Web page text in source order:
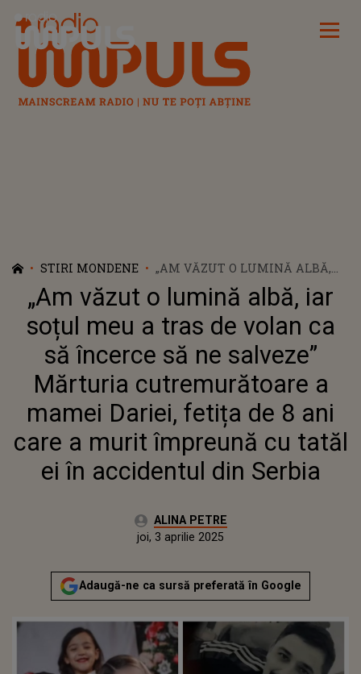
Radio Impuls
STIRI MONDENE
„AM VĂZUT O LUMINĂ ALBĂ,
IAR SOȚUL MEU A TRAS DE
VOLAN CA SĂ ÎNCERCE SĂ NE
SALVEZE” MĂRTURIA
CUTREMURĂTOARE A MAMEI
DARIEI, FETIȚA DE 8 ANI CARE A
MURIT ÎMPREUNĂ CU TATĂL EI
ÎN ACCIDENTUL DIN SERBIA
„Am văzut o lumină albă, iar
soțul meu a tras de volan ca
să încerce să ne salveze”
Mărturia cutremurătoare a
mamei Dariei, fetița de 8 ani
care a murit împreună cu tatăl
ei în accidentul din Serbia
Autor:ALINA PETRE
Publicat:
joi, 3 aprilie 2025
Adaugă-ne ca sursă preferată în Google